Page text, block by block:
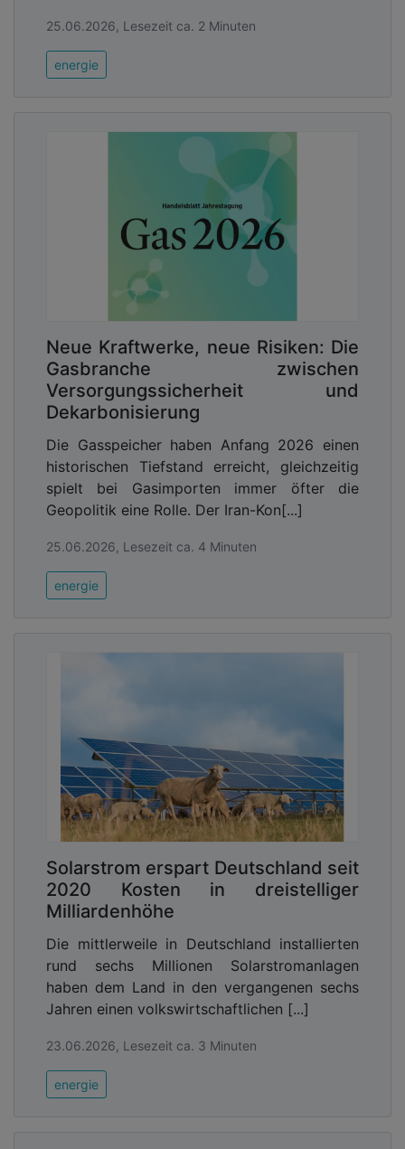
25.06.2026, Lesezeit ca. 2 Minuten
energie
Neue Kraftwerke, neue Risiken: Die
Gasbranche zwischen
Versorgungssicherheit und
Dekarbonisierung
Die Gasspeicher haben Anfang 2026 einen
historischen Tiefstand erreicht, gleichzeitig
spielt bei Gasimporten immer öfter die
Geopolitik eine Rolle. Der Iran-Kon[...]
25.06.2026, Lesezeit ca. 4 Minuten
energie
Solarstrom erspart Deutschland seit
2020 Kosten in dreistelliger
Milliardenhöhe
Die mittlerweile in Deutschland installierten
rund sechs Millionen Solarstromanlagen
haben dem Land in den vergangenen sechs
Jahren einen volkswirtschaftlichen [...]
23.06.2026, Lesezeit ca. 3 Minuten
energie